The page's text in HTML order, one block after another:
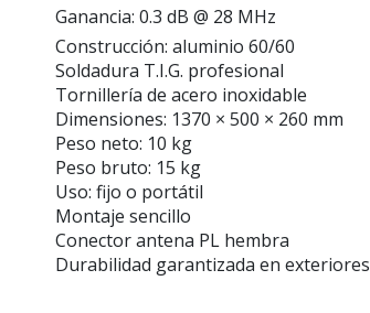
Ganancia: 0.3 dB @ 28 MHz
Construcción: aluminio 60/60
Soldadura T.I.G. profesional
Tornillería de acero inoxidable
Dimensiones: 1370 × 500 × 260 mm
Peso neto: 10 kg
Peso bruto: 15 kg
Uso: fijo o portátil
Montaje sencillo
Conector antena PL hembra
Durabilidad garantizada en exteriores